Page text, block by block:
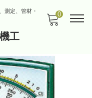
測定、管材・
工
0